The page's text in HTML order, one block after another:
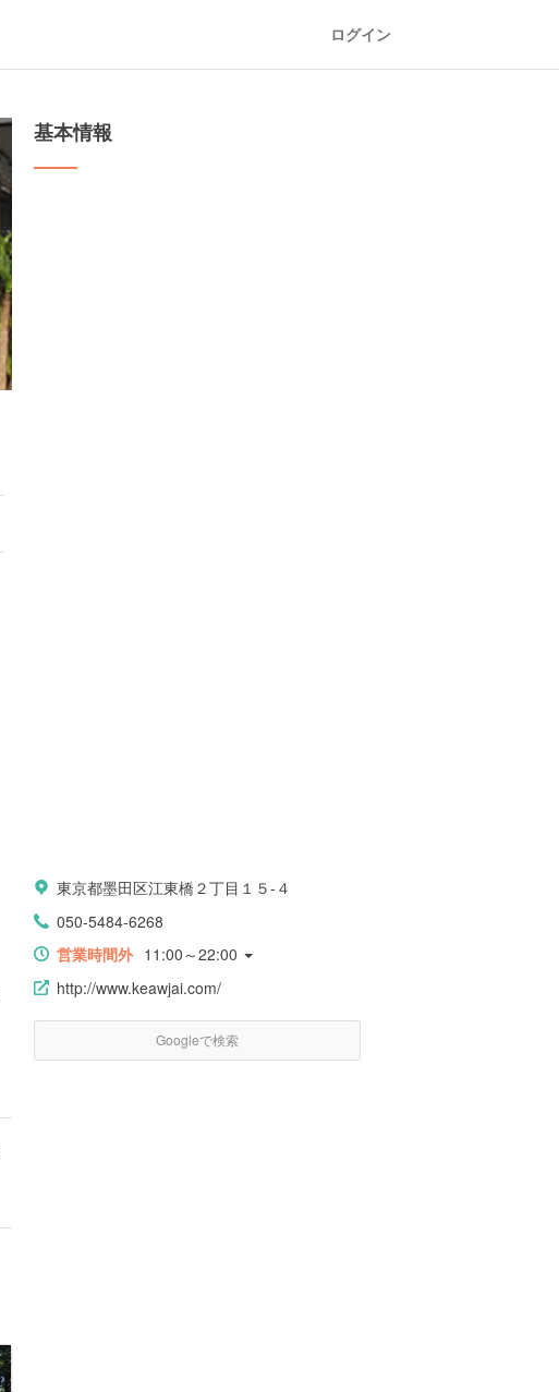
ログイン
基本情報
東京都墨田区江東橋２丁目１５-４
050-5484-6268
営業時間外 11:00～22:00
http://www.keawjai.com/
Googleで検索